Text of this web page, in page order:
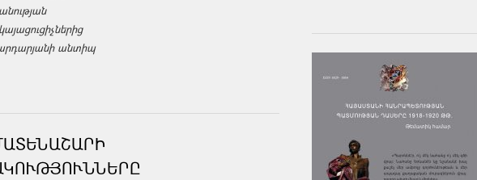
անտիպ